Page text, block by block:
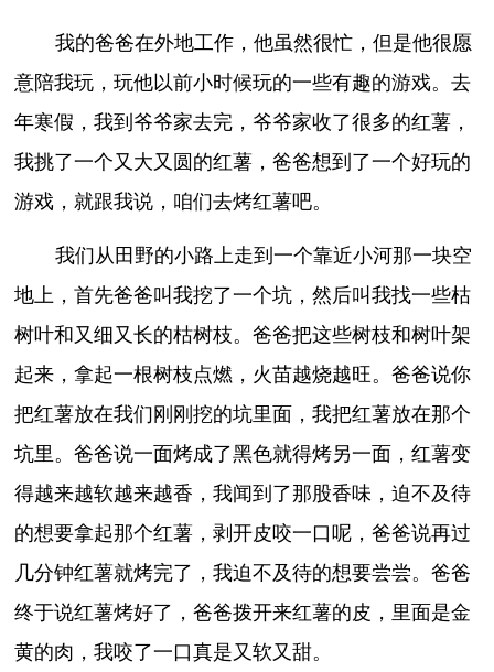
我的爸爸在外地工作，他虽然很忙，但是他很愿
意陪我玩，玩他以前小时候玩的一些有趣的游戏。去
年寒假，我到爷爷家去完，爷爷家收了很多的红薯，
我挑了一个又大又圆的红薯，爸爸想到了一个好玩的
游戏，就跟我说，咱们去烤红薯吧。
我们从田野的小路上走到一个靠近小河那一块空
地上，首先爸爸叫我挖了一个坑，然后叫我找一些枯
树叶和又细又长的枯树枝。爸爸把这些树枝和树叶架
起来，拿起一根树枝点燃，火苗越烧越旺。爸爸说你
把红薯放在我们刚刚挖的坑里面，我把红薯放在那个
坑里。爸爸说一面烤成了黑色就得烤另一面，红薯变
得越来越软越来越香，我闻到了那股香味，迫不及待
的想要拿起那个红薯，剥开皮咬一口呢，爸爸说再过
几分钟红薯就烤完了，我迫不及待的想要尝尝。爸爸
终于说红薯烤好了，爸爸拨开来红薯的皮，里面是金
黄的肉，我咬了一口真是又软又甜。